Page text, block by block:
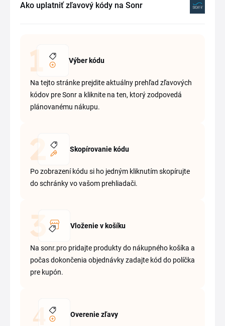
Ako uplatniť zľavový kódy na Sonr
Výber kódu
Na tejto stránke prejdite aktuálny prehľad zľavových
kódov pre Sonr a kliknite na ten, ktorý zodpovedá
plánovanému nákupu.
Skopírovanie kódu
Po zobrazení kódu si ho jedným kliknutím skopírujte
do schránky vo vašom prehliadači.
Vloženie v košíku
Na sonr.pro pridajte produkty do nákupného košíka a
počas dokončenia objednávky zadajte kód do políčka
pre kupón.
Overenie zľavy